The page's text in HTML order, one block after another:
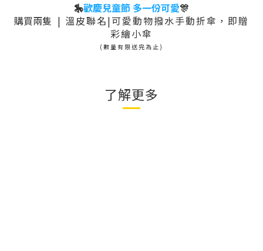
🎠歡慶兒童節 多一份可愛🎊
購買兩隻 | 溫皮聯名|可愛動物撥水手動折傘，即贈
彩繪小傘
(數量有限送完為止)
了解更多